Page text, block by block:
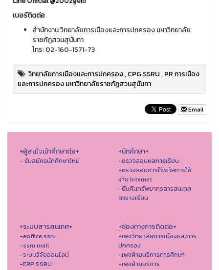
เบอร์ติดต่อ
สำนักงาน วิทยาลัยการเมืองและการปกครอง มหาวิทยาลัย
ราชภัฏสวนสุนันทา
โทร: 02-160-1571-73
วิทยาลัยการเมืองและการปกครอง,CPG.SSRU,PR การเมือง
และการปกครอง มหาวิทยาลัยราชภัฏสวนสุนันทา
Email
+ผู้สนใจเข้าศึกษาต่อ+
- รับสมัครนักศึกษาใหม่
+นักศึกษา+
-ตรวจสอบผลการเรียน
-ตรวจสอบการใช้รหัสการใช้
งาน Internet
-ยืมคืนทรัพยากรสารสนเทศ
ตารางเรียน
+ระบบสารสนเทศ+
-eoffice ssru
-ssru mail
-ระบบวิจัยออนไลน์
-ERP SSRU
+ช่องทางการติดต่อ+
-เพจวิทยาลัยการเมืองและการ
ปกครอง
-เพจฝ่ายบริการการศึกษา
-เพจฝ่ายบริหาร